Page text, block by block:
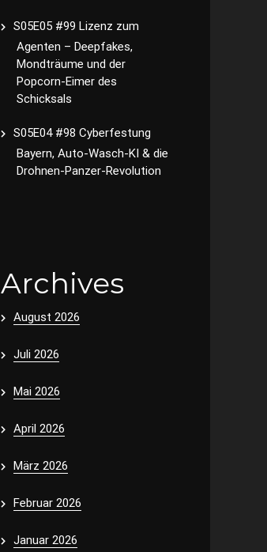
S05E05 #99 Lizenz zum
Agenten – Deepfakes,
Mondträume und der
Popcorn-Eimer des
Schicksals
S05E04 #98 Cyberfestung
Bayern, Auto-Wasch-KI & die
Drohnen-Panzer-Revolution
Archives
August 2026
Juli 2026
Mai 2026
April 2026
März 2026
Februar 2026
Januar 2026